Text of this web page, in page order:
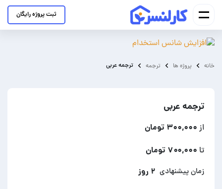
ثبت پروژه رایگان
خانه پروژه ها ترجمه ترجمه عربی
ترجمه عربی
از ۳۰۰,۰۰۰ تومان
تا ۷۰۰,۰۰۰ تومان
زمان پیشنهادی ۲ روز